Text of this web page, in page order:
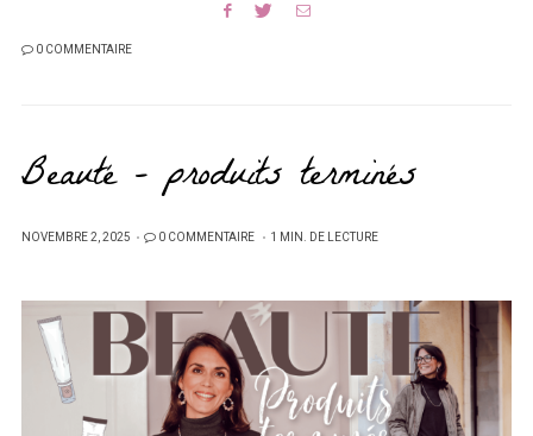
0 COMMENTAIRE
Beauté – produits terminés
PUBLIÉ
NOVEMBRE 2, 2025 0 COMMENTAIRE 1 MIN. DE LECTURE